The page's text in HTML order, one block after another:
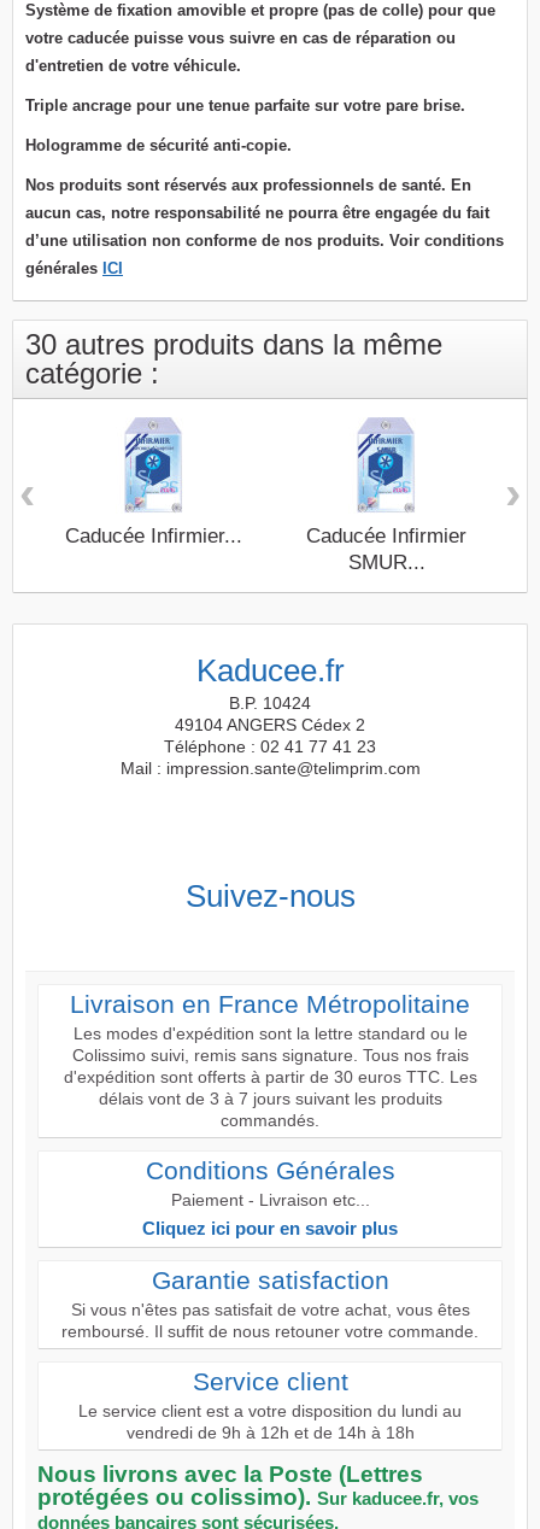
Système de fixation amovible et propre (pas de colle) pour que
votre caducée puisse vous suivre en cas de réparation ou
d'entretien de votre véhicule.
Triple ancrage pour une tenue parfaite sur votre pare brise.
Hologramme de sécurité anti-copie.
Nos produits sont réservés aux professionnels de santé. En
aucun cas, notre responsabilité ne pourra être engagée du fait
d’une utilisation non conforme de nos produits. Voir conditions
générales ICI
30 autres produits dans la même
catégorie :
Caducée Infirmier...
Caducée Infirmier
SMUR...
‹ ›
Kaducee.fr
B.P. 10424
49104 ANGERS Cédex 2
Téléphone : 02 41 77 41 23
Mail : impression.sante@telimprim.com
Suivez-nous
Livraison en France Métropolitaine
Les modes d'expédition sont la lettre standard ou le
Colissimo suivi, remis sans signature. Tous nos frais
d'expédition sont offerts à partir de 30 euros TTC. Les
délais vont de 3 à 7 jours suivant les produits
commandés.
Conditions Générales
Paiement - Livraison etc...
Cliquez ici pour en savoir plus
Garantie satisfaction
Si vous n'êtes pas satisfait de votre achat, vous êtes
remboursé. Il suffit de nous retouner votre commande.
Service client
Le service client est a votre disposition du lundi au
vendredi de 9h à 12h et de 14h à 18h
Nous livrons avec la Poste (Lettres
protégées ou colissimo). Sur kaducee.fr, vos
données bancaires sont sécurisées.